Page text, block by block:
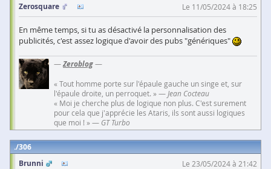
Zerosquare
Le 11/05/2024 à 18:25
En même temps, si tu as désactivé la personnalisation des
publicités, c'est assez logique d'avoir des pubs "génériques"
—Zeroblog—
« Tout homme porte sur l'épaule gauche un singe et, sur
l'épaule droite, un perroquet. » — Jean Cocteau
« Moi je cherche plus de logique non plus. C'est surement
pour cela que j'apprécie les Ataris, ils sont aussi logiques
que moi ! » — GT Turbo
306
Brunni
Le 23/05/2024 à 21:42